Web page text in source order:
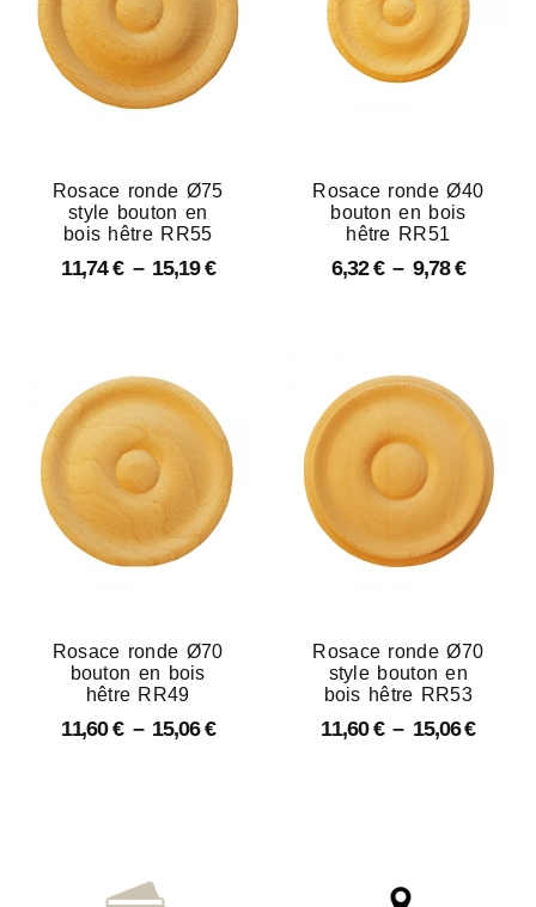
Rosace ronde Ø75
style bouton en
bois hêtre RR55
11,74€ – 15,19€
Rosace ronde Ø40
bouton en bois
hêtre RR51
6,32€ – 9,78€
Rosace ronde Ø70
bouton en bois
hêtre RR49
11,60€ – 15,06€
Rosace ronde Ø70
style bouton en
bois hêtre RR53
11,60€ – 15,06€